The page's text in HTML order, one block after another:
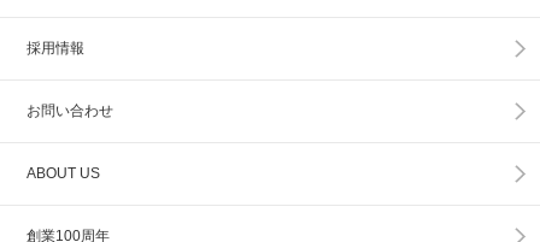
採用情報
お問い合わせ
ABOUT US
創業100周年